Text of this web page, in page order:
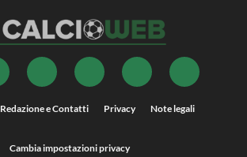
Redazione e Contatti Privacy Note legali
Cambia impostazioni privacy